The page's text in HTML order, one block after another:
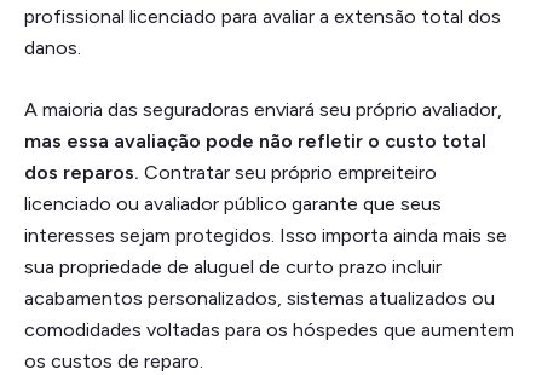
profissional licenciado para avaliar a extensão total dos
danos.
A maioria das seguradoras enviará seu próprio avaliador,
mas essa avaliação pode não refletir o custo total
dos reparos. Contratar seu próprio empreiteiro
licenciado ou avaliador público garante que seus
interesses sejam protegidos. Isso importa ainda mais se
sua propriedade de aluguel de curto prazo incluir
acabamentos personalizados, sistemas atualizados ou
comodidades voltadas para os hóspedes que aumentem
os custos de reparo.